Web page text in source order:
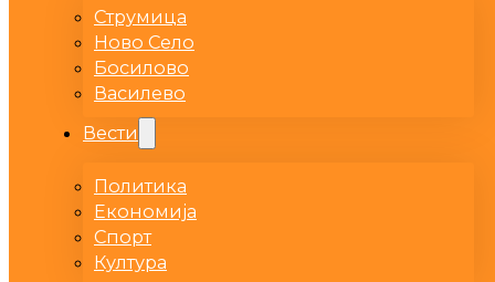
Струмица
Ново Село
Босилово
Василево
Вести
Политика
Економија
Спорт
Култура